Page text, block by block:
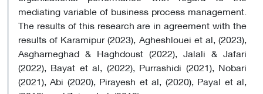
mediating variable of business process management.
The results of this research are in agreement with the
results of Karamipur (2023), Agheshlouei et al, (2023),
Asgharneghad & Haghdoust (2022), Jalali & Jafari
(2022), Bayat et al, (2022), Purrashidi (2021), Nobari
(2021), Abi (2020), Pirayesh et al, (2020), Payal et al,